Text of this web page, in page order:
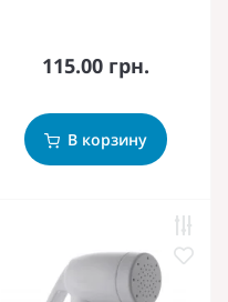
115.00 грн.
В корзину